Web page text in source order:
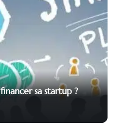
sa startup ?